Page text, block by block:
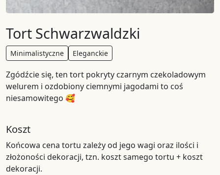
Tort Schwarzwaldzki
Minimalistyczne Eleganckie
Zgódźcie się, ten tort pokryty czarnym czekoladowym
welurem i ozdobiony ciemnymi jagodami to coś
niesamowitego 🥰
Koszt
Końcowa cena tortu zależy od jego wagi oraz ilości i
złożoności dekoracji, tzn. koszt samego tortu + koszt
dekoracji.